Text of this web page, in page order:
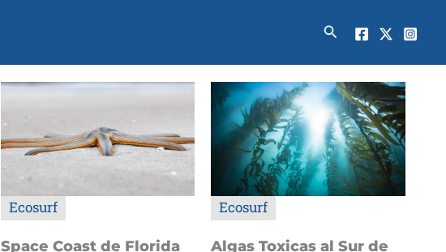
Buscar
Ecosurf
Space Coast de Florida
Ecosurf
Algas Toxicas al Sur de